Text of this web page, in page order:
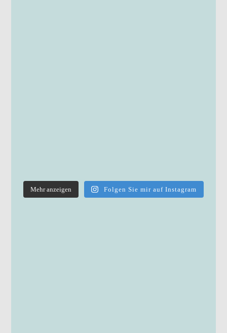
Mehr anzeigen Folgen Sie mir auf Instagram